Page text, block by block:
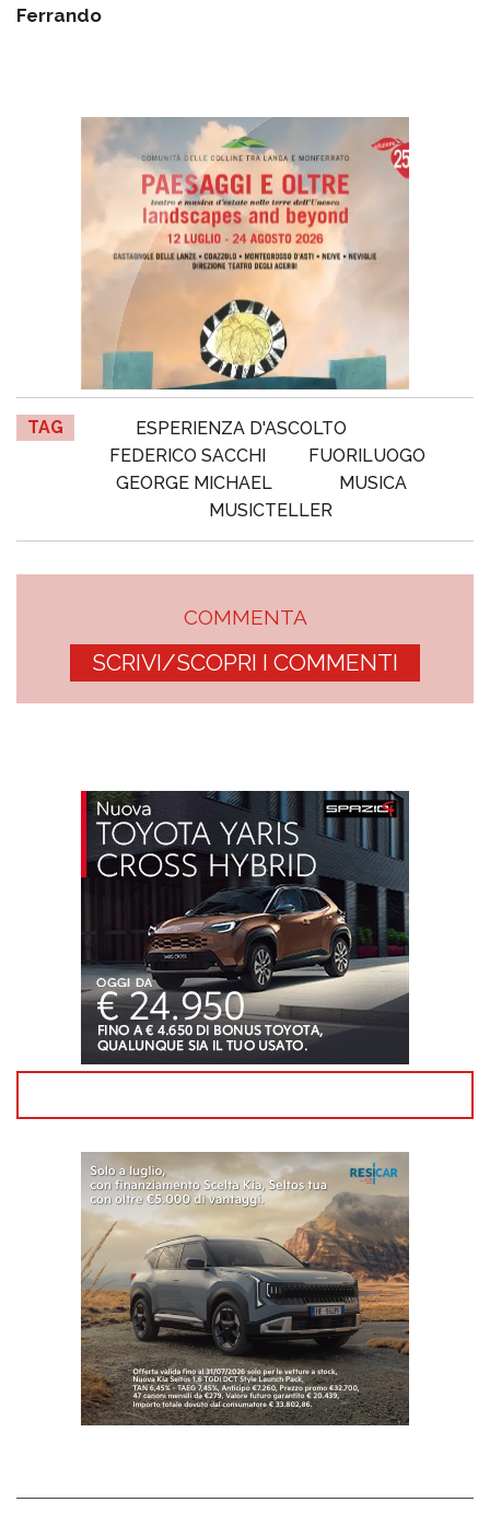
Ferrando
TAG
ESPERIENZA D'ASCOLTO
FEDERICO SACCHI
FUORILUOGO
GEORGE MICHAEL
MUSICA
MUSICTELLER
COMMENTA
SCRIVI/SCOPRI I COMMENTI